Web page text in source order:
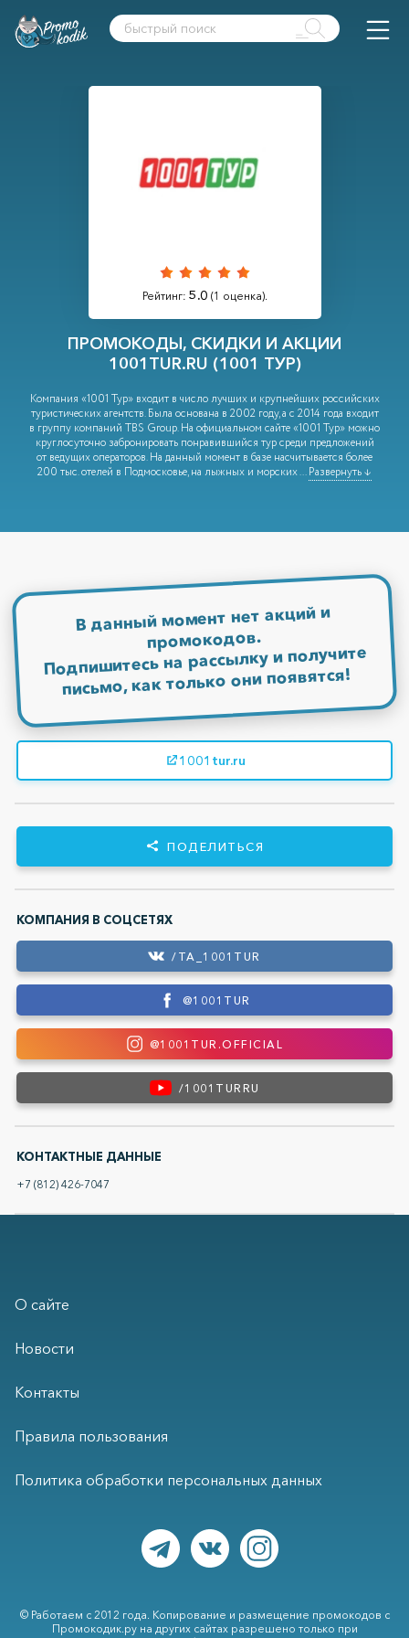
Рейтинг: 5.0 (1 оценка).
ПРОМОКОДЫ, СКИДКИ И АКЦИИ
1001TUR.RU (1001 ТУР)
Компания «1001 Тур» входит в число лучших и крупнейших российских
туристических агентств. Была основана в 2002 году, а с 2014 года входит
в группу компаний TBS Group. На официальном сайте «1001 Тур» можно
круглосуточно забронировать понравившийся тур среди предложений
от ведущих операторов. На данный момент в базе насчитывается более
200 тыс. отелей в Подмосковье, на лыжных и морских...Развернуть ↓
1001tur.ru
ПОДЕЛИТЬСЯ
КОМПАНИЯ В СОЦСЕТЯХ
/TA_1001TUR
@1001TUR
@1001TUR.OFFICIAL
/1001TURRU
КОНТАКТНЫЕ ДАННЫЕ
+7 (812) 426-7047
В данный момент нет акций и
промокодов.
Подпишитесь на рассылку и получите
письмо, как только они появятся!
О сайте
Новости
Контакты
Правила пользования
Политика обработки персональных данных
© Работаем с 2012 года. Копирование и размещение промокодов с
Промокодик.ру на других сайтах разрешено только при